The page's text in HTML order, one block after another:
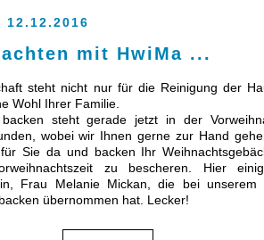
12.12.2016
mit HwiMa ...
steht nicht nur für die Reinigung der
Wohl Ihrer Familie.
backen steht gerade jetzt in der
wobei wir Ihnen gerne zur Hand
Sie da und backen Ihr
zu bescheren. Hier
Frau Melanie Mickan, die bei
übernommen hat. Lecker!